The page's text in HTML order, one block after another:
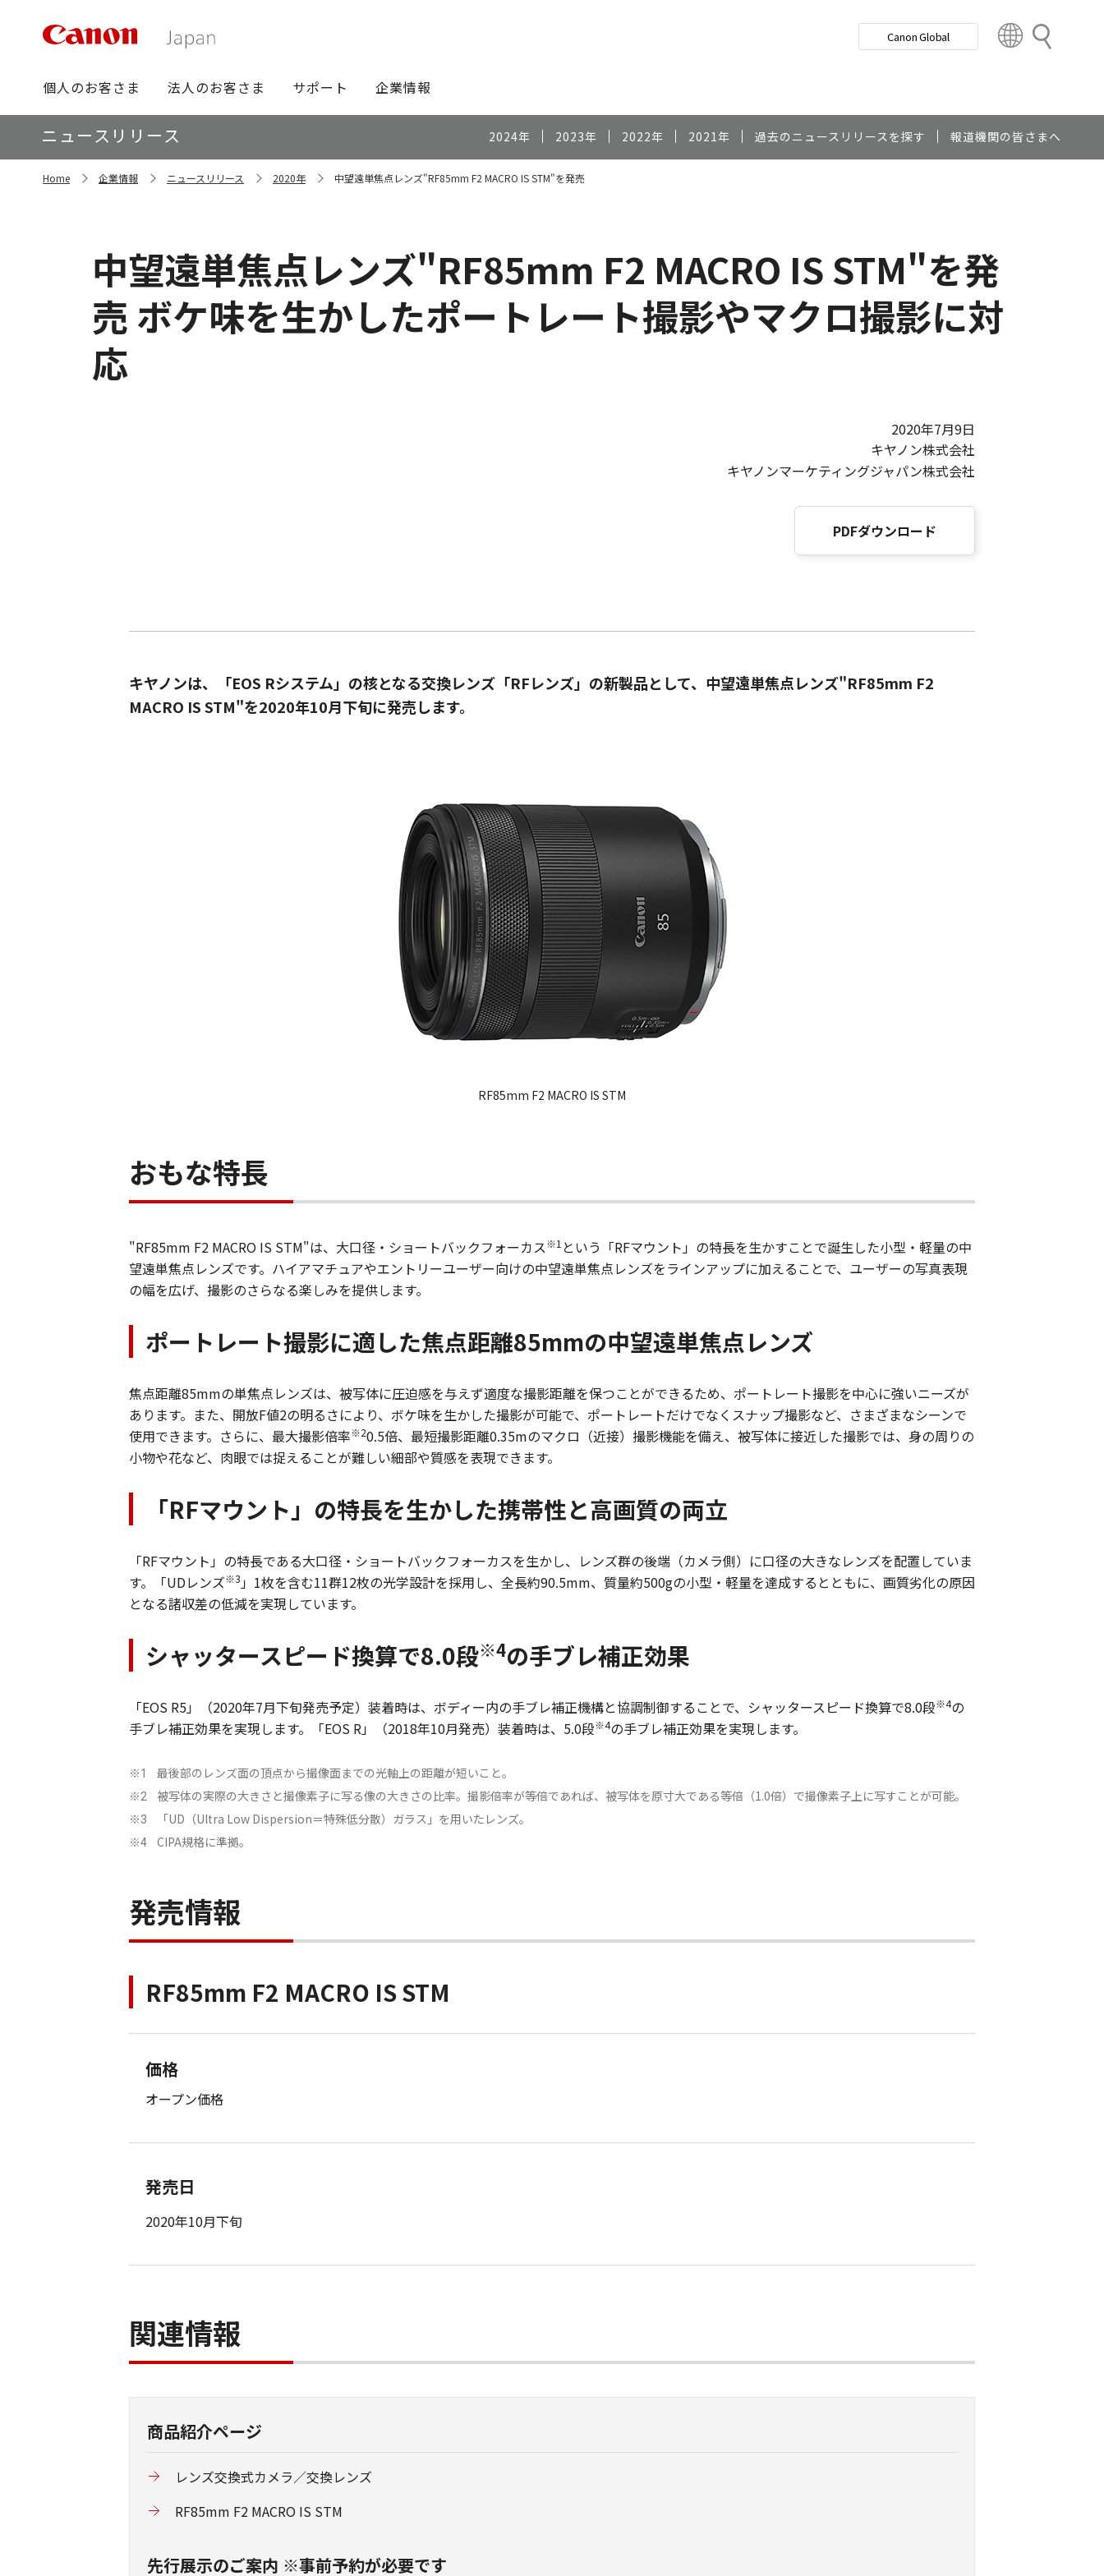
検
グ
ロ
ー
バ
ル
ナ
個人のお客さま 法人のお客さま サポート 企業情報
Canon Global
t
r
o
ロ
ル
ニュースリリース 2024年 2023年 2022年 2021年 過去のニュースリリースを探す 報道機関の皆さまへ
Home 企業情報 ニュースリリース 2020年 中望遠単焦点レンズ"RF85mm F2 MACRO IS STM"を発売
中望遠単焦点レンズ"RF85mm F2 MACRO IS STM"を発
売 ボケ味を生かしたポートレート撮影やマクロ撮影に対
応
2020年7月9日
キヤノン株式会社
キヤノンマーケティングジャパン株式会社
PDFダウンロード
キヤノンは、「EOS Rシステム」の核となる交換レンズ「RFレンズ」の新製品として、中望遠単焦点レンズ"RF85mm F2
MACRO IS STM"を2020年10月下旬に発売します。
RF85mm F2 MACRO IS STM
おもな特長
"RF85mm F2 MACRO IS STM"は、大口径・ショートバックフォーカス※1 という「RFマウント」の特長を生かすことで誕生した小型・軽量の中
望遠単焦点レンズです。ハイアマチュアやエントリーユーザー向けの中望遠単焦点レンズをラインアップに加えることで、ユーザーの写真表現
の幅を広げ、撮影のさらなる楽しみを提供します。
ポートレート撮影に適した焦点距離85mmの中望遠単焦点レンズ
焦点距離85mmの単焦点レンズは、被写体に圧迫感を与えず適度な撮影距離を保つことができるため、ポートレート撮影を中心に強いニーズが
あります。また、開放F値2の明るさにより、ボケ味を生かした撮影が可能で、ポートレートだけでなくスナップ撮影など、さまざまなシーンで
使用できます。さらに、最大撮影倍率※20.5倍、最短撮影距離0.35mのマクロ（近接）撮影機能を備え、被写体に接近した撮影では、身の周りの
小物や花など、肉眼では捉えることが難しい細部や質感を表現できます。
「RFマウント」の特長を生かした携帯性と高画質の両立
「RFマウント」の特長である大口径・ショートバックフォーカスを生かし、レンズ群の後端（カメラ側）に口径の大きなレンズを配置していま
す。「UDレンズ※3」1枚を含む11群12枚の光学設計を採用し、全長約90.5mm、質量約500gの小型・軽量を達成するとともに、画質劣化の原因
となる諸収差の低減を実現しています。
シャッタースピード換算で8.0段※4の手ブレ補正効果
「EOS R5」（2020年7月下旬発売予定）装着時は、ボディー内の手ブレ補正機構と協調制御することで、シャッタースピード換算で8.0段※4の
手ブレ補正効果を実現します。「EOS R」（2018年10月発売）装着時は、5.0段※4の手ブレ補正効果を実現します。
※1 最後部のレンズ面の頂点から撮像面までの光軸上の距離が短いこと。
※2 被写体の実際の大きさと撮像素子に写る像の大きさの比率。撮影倍率が等倍であれば、被写体を原寸大である等倍（1.0倍）で撮像素子上に写すことが可能。
※3 「UD（Ultra Low Dispersion＝特殊低分散）ガラス」を用いたレンズ。
※4 CIPA規格に準拠。
発売情報
RF85mm F2 MACRO IS STM
価格
オープン価格
発売日
2020年10月下旬
関連情報
商品紹介ページ
レンズ交換式カメラ／交換レンズ
RF85mm F2 MACRO IS STM
先行展示のご案内 ※事前予約が必要です